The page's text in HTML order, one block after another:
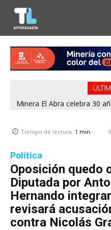
Minera El Abra celebra 30
Tiempo de lectura: 1 min.
Política
Oposición quedo
Diputada por
Hernando
revisará
contra Nicolás